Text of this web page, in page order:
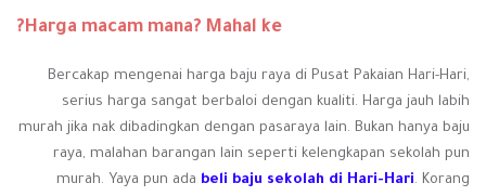
Harga macam mana? Mahal ke?
Bercakap mengenai harga baju raya di Pusat Pakaian Hari-Hari,
serius harga sangat berbaloi dengan kualiti. Harga jauh labih
murah jika nak dibadingkan dengan pasaraya lain. Bukan hanya baju
raya, malahan barangan lain seperti kelengkapan sekolah pun
murah. Yaya pun ada beli baju sekolah di Hari-Hari. Korang